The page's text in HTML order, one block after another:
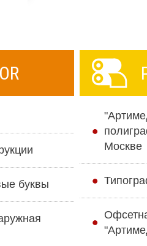
буквы
Москве